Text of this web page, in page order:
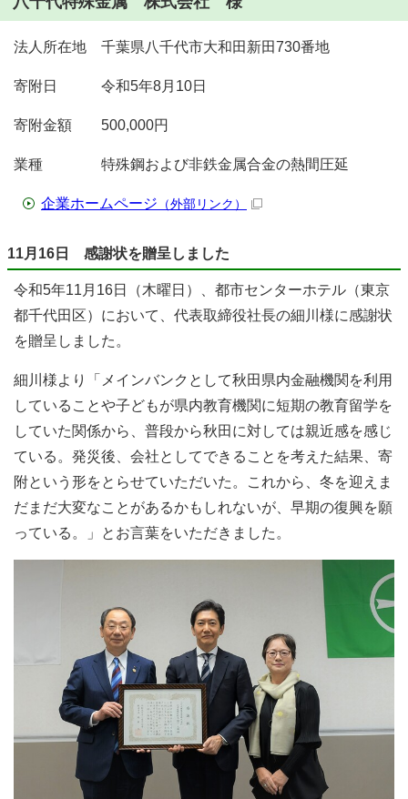
法人所在地 千葉県八千代市大和田新田730番地
寄附日 令和5年8月10日
寄附金額 500,000円
業種 特殊鋼および非鉄金属合金の熱間圧延
企業ホームページ （外部リンク）
11月16日 感謝状を贈呈しました
令和5年11月16日（木曜日）、都市センターホテル（東京
都千代田区）において、代表取締役社長の細川様に感謝状
を贈呈しました。
細川様より「メインバンクとして秋田県内金融機関を利用
していることや子どもが県内教育機関に短期の教育留学を
していた関係から、普段から秋田に対しては親近感を感じ
ている。発災後、会社としてできることを考えた結果、寄
附という形をとらせていただいた。これから、冬を迎えま
だまだ大変なことがあるかもしれないが、早期の復興を願
っている。」とお言葉をいただきました。